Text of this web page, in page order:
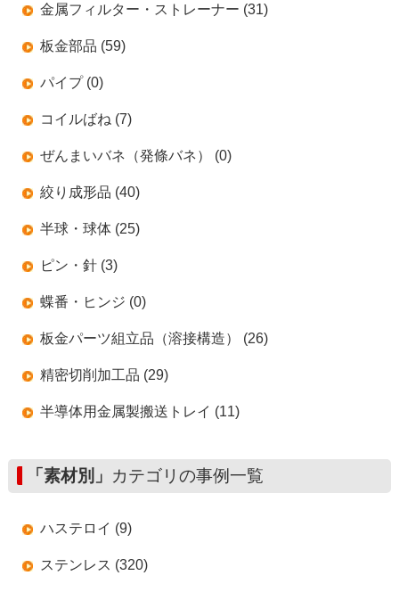
金属フィルター・ストレーナー (31)
板金部品 (59)
パイプ (0)
コイルばね (7)
ぜんまいバネ（発條バネ） (0)
絞り成形品 (40)
半球・球体 (25)
ピン・針 (3)
蝶番・ヒンジ (0)
板金パーツ組立品（溶接構造） (26)
精密切削加工品 (29)
半導体用金属製搬送トレイ (11)
「素材別」 カテゴリの事例一覧
ハステロイ (9)
ステンレス (320)